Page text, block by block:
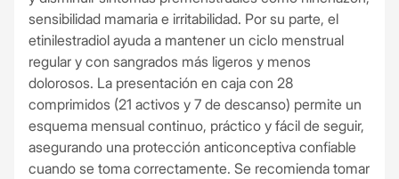
sensibilidad mamaria e irritabilidad. Por su parte, el
etinilestradiol ayuda a mantener un ciclo menstrual
regular y con sangrados más ligeros y menos
dolorosos. La presentación en caja con 28
comprimidos (21 activos y 7 de descanso) permite un
esquema mensual continuo, práctico y fácil de seguir,
asegurando una protección anticonceptiva confiable
cuando se toma correctamente. Se recomienda tomar